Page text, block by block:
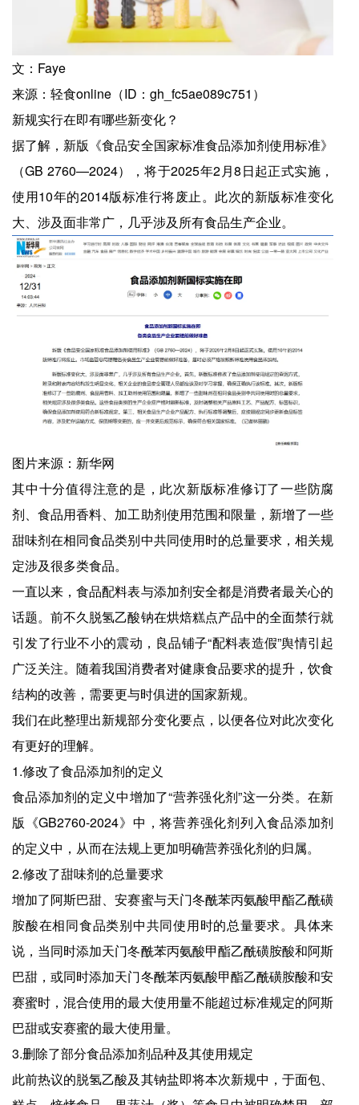
文：Faye
来源：轻食online（ID：gh_fc5ae089c751）
新规实行在即有哪些新变化？
据了解，新版《食品安全国家标准食品添加剂使用标准》
（GB 2760—2024），将于2025年2月8日起正式实施，
使用10年的2014版标准行将废止。此次的新版标准变化
大、涉及面非常广，几乎涉及所有食品生产企业。
图片来源：新华网
其中十分值得注意的是，此次新版标准修订了一些防腐
剂、食品用香料、加工助剂使用范围和限量，新增了一些
甜味剂在相同食品类别中共同使用时的总量要求，相关规
定涉及很多类食品。
一直以来，食品配料表与添加剂安全都是消费者最关心的
话题。前不久脱氢乙酸钠在烘焙糕点产品中的全面禁行就
引发了行业不小的震动，良品铺子“配料表造假”舆情引起
广泛关注。随着我国消费者对健康食品要求的提升，饮食
结构的改善，需要更与时俱进的国家新规。
我们在此整理出新规部分变化要点，以便各位对此次变化
有更好的理解。
1.修改了食品添加剂的定义
食品添加剂的定义中增加了“营养强化剂”这一分类。在新
版《GB2760-2024》中，将营养强化剂列入食品添加剂
的定义中，从而在法规上更加明确营养强化剂的归属。
2.修改了甜味剂的总量要求
增加了阿斯巴甜、安赛蜜与天门冬酰苯丙氨酸甲酯乙酰磺
胺酸在相同食品类别中共同使用时的总量要求。具体来
说，当同时添加天门冬酰苯丙氨酸甲酯乙酰磺胺酸和阿斯
巴甜，或同时添加天门冬酰苯丙氨酸甲酯乙酰磺胺酸和安
赛蜜时，混合使用的最大使用量不能超过标准规定的阿斯
巴甜或安赛蜜的最大使用量。
3.删除了部分食品添加剂品种及其使用规定
此前热议的脱氢乙酸及其钠盐即将本次新规中，于面包、